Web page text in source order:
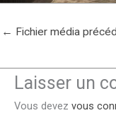
← Fichier média
Laisser un
Vous devez vous